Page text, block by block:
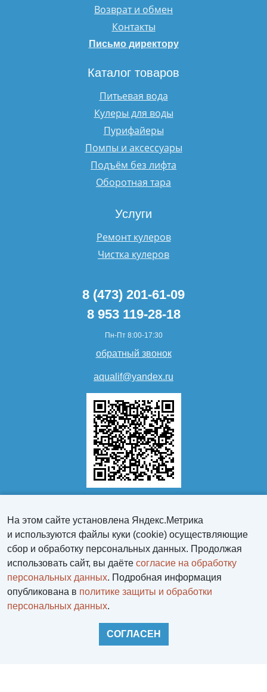
Возврат и обмен
Контакты
Письмо директору
Каталог товаров
Питьевая вода
Кулеры для воды
Пурифайеры
Помпы и аксессуары
Подъём без лифта
Оборотная тара
Услуги
Ремонт кулеров
Чистка кулеров
8 (473) 201-61-09
8 953 119-28-18
Пн-Пт 8:00-17:30
обратный звонок
aqualif@yandex.ru
Персональный раздел
Политика защиты и обработки персональных данных
На этом сайте установлена Яндекс.Метрика
и используются файлы куки (cookie) осуществляющие
сбор и обработку персональных данных. Продолжая
использовать сайт, вы даёте согласие на обработку
персональных данных. Подробная информация
опубликована в политике защиты и обработки
персональных данных.
СОГЛАСЕН